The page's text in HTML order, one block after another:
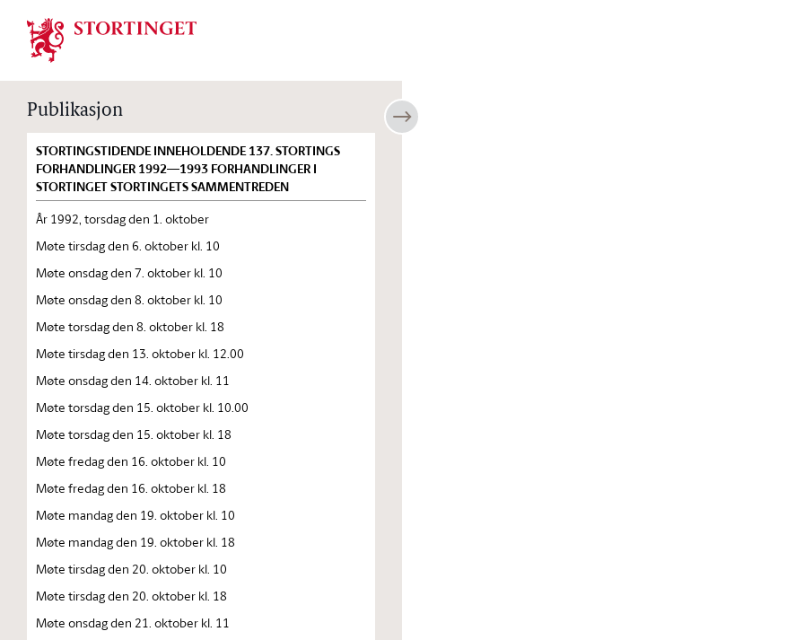
Stortinget.no
Publikasjon
STORTINGSTIDENDE INNEHOLDENDE 137. STORTINGS
FORHANDLINGER 1992—1993 FORHANDLINGER I
STORTINGET STORTINGETS SAMMENTREDEN
År 1992, torsdag den 1. oktober
Møte tirsdag den 6. oktober kl. 10
Møte onsdag den 7. oktober kl. 10
Møte onsdag den 8. oktober kl. 10
Møte torsdag den 8. oktober kl. 18
Møte tirsdag den 13. oktober kl. 12.00
Møte onsdag den 14. oktober kl. 11
Møte torsdag den 15. oktober kl. 10.00
Møte torsdag den 15. oktober kl. 18
Møte fredag den 16. oktober kl. 10
Møte fredag den 16. oktober kl. 18
Møte mandag den 19. oktober kl. 10
Møte mandag den 19. oktober kl. 18
Møte tirsdag den 20. oktober kl. 10
Møte tirsdag den 20. oktober kl. 18
Møte onsdag den 21. oktober kl. 11